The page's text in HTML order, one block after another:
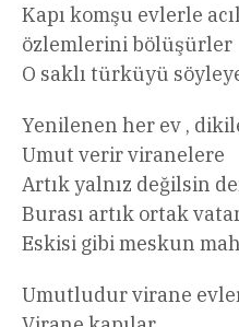
Kapı komşu evlerle
özlemlerini bölüşürler
O saklı türküyü
Yenilenen her ev ,
Umut verir viranelere
Artık yalnız değilsin
Burası artık ortak
Eskisi gibi meskun
Umutludur virane